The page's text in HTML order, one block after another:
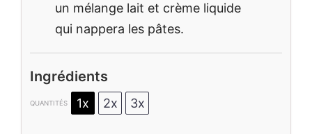
un mélange lait et crème liquide
qui nappera les pâtes.
Ingrédients
QUANTITÉS 1x 2x 3x